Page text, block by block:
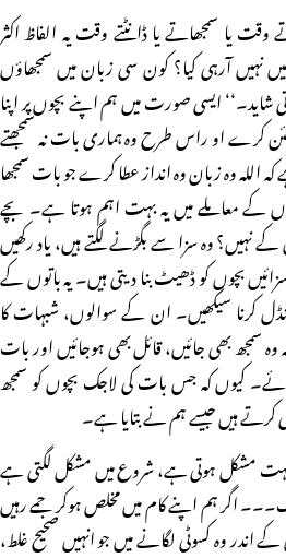
وقت یا سمجھاتے یا ڈانٹتے وقت یہ الفاظ اکثر
نہیں آرہی کیا؟ کون سی زبان میں سمجھاؤں
شاید۔‘‘ ایسی صورت میں ہم اپنے بچوں پر اپنا
کرے او راس طرح وہ ہماری بات نہ سمجھتے
کہ اللہ وہ زبان وہ انداز عطا کرے جو بات سمجھا
معاملے میں یہ بہت اہم ہوتا ہے۔ بچے
وہ سزا سے بگڑنے لگتے ہیں، یاد رکھیں
بچوں کو ڈھیٹ بنا دیتی ہیں۔ یہ باتوں کے
کرنا سیکھیں۔ ان کے سوالوں، شبہات کا
سمجھ بھی جائیں، قائل بھی ہوجائیں اور بات
کیوں کہ جس بات کی لاجک بچوں کو سمجھ
کرتے ہیں جیسے ہم نے بتایا ہے۔
بہت مشکل ہوتی ہے، شروع میں مشکل لگتی ہے
اگر ہم اپنے کام میں مخلص ہوکر جمے رہیں
وہ کسوٹی لگانے میں جو انہیں صحیح غلط،